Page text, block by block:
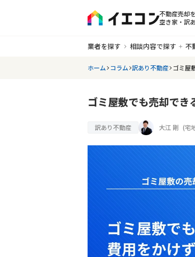
不動産売却
空き家・訳
業者を探す 相談内容で探す 不
ホーム コラム 訳あり不動産 ゴミ屋
ゴミ屋敷でも売却でき
訳あり不動産 大江 剛 (宅